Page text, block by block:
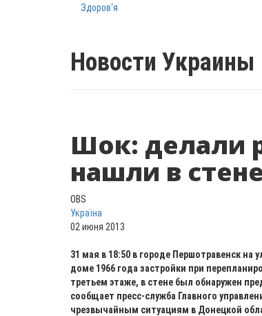
Здоров‘я
Новости Украины
Шок: делали
нашли в
OBS
Україна
02 июня 2013
31 мая в 18:50 в городе Першотравенск
доме 1966 года застройки при
третьем этаже, в стене был обнаружен
сообщает пресс-служба Главного
чрезвычайным ситуациям в Донецкой